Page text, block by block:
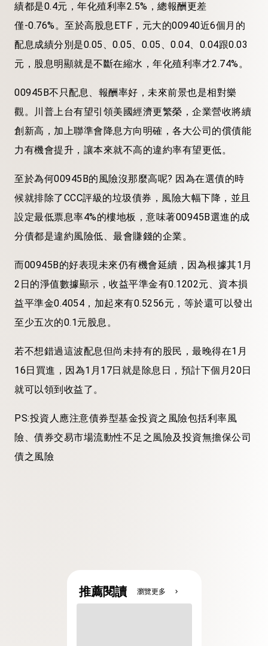
績都是0.4元，年化殖利率2.5%，總報酬更差
僅-0.76%。至於高股息ETF，元大的00940近6個月的
配息成績分別是0.05、0.05、0.05、0.04、0.04跟0.03
元，股息明顯就是不斷在縮水，年化殖利率才2.74%。
00945B不只配息、報酬率好，未來前景也是相對樂
觀。川普上台有望引領美國經濟更繁榮，企業營收將續
創新高，加上聯準會降息方向明確，各大公司的償債能
力有機會提升，讓本來就不高的違約率有望更低。
至於為何00945B的風險沒那麼高呢? 因為在選債的時
候就排除了CCC評級的垃圾債券，風險大幅下降，並且
設定最低票息率4%的樓地板，意味著00945B選進的成
分債都是違約風險低、最會賺錢的企業。
而00945B的好表現未來仍有機會延續，因為根據其1月
2日的淨值數據顯示，收益平準金有0.1202元、資本損
益平準金0.4054，加起來有0.5256元，等於還可以發出
至少五次的0.1元股息。
若不想錯過這波配息但尚未持有的股民，最晚得在1月
16日買進，因為1月17日就是除息日，預計下個月20日
就可以領到收益了。
PS:投資人應注意債券型基金投資之風險包括利率風
險、債券交易市場流動性不足之風險及投資無擔保公司
債之風險
推薦閱讀 瀏覽更多 chevron_right